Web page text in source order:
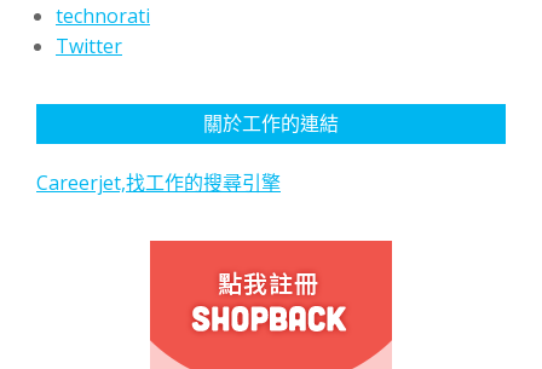
technorati
Twitter
關於工作的連結
Careerjet,找工作的搜尋引擎